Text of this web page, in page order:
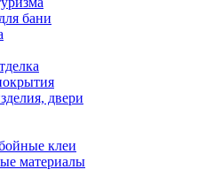
бани
двери
клеи
материалы